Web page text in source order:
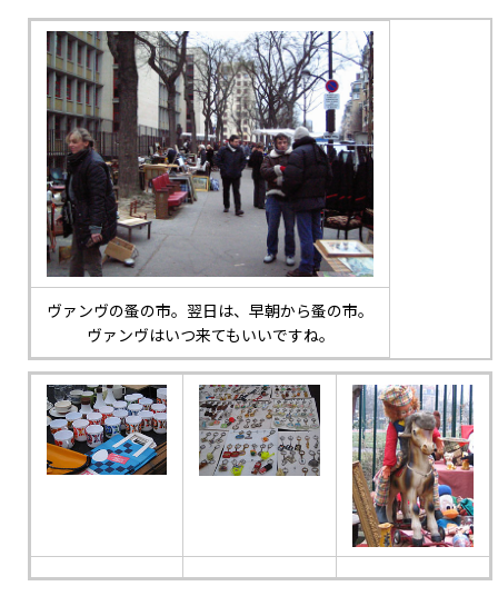
ヴァンヴの蚤の市。翌日は、早朝から蚤の市。
ヴァンヴはいつ来てもいいですね。